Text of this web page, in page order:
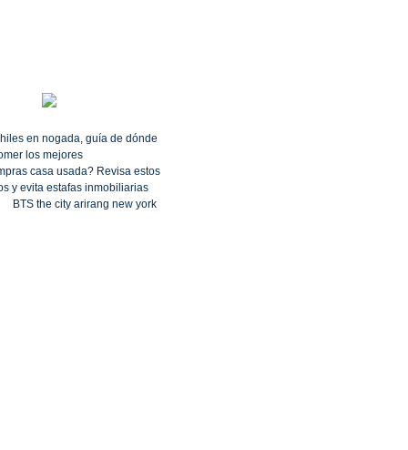
en nogada, guía de dónde
los mejores
casa usada? Revisa estos
y evita estafas inmobiliarias
BTS the city arirang new york